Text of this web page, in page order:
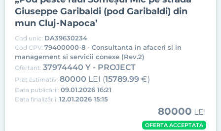
Giuseppe Garibaldi (pod Garibaldi) din
mun Cluj-Napoca’
Cod unic: DA39630234
Cod CPV: 79400000-8 - Consultanta in afaceri si in
management si servicii conexe (Rev.2)
Ofertant: 37974440 Y - PROJECT
Preț estimativ: 80000 LEI (15789.99 €)
Data publicării: 09.01.2026 16:21
Data finalizării: 12.01.2026 15:15
80000 LEI
OFERTA ACCEPTATA